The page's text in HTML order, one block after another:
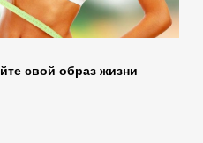
свой образ жизни